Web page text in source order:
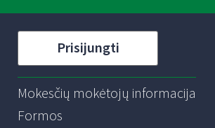
Prisijungti
Mokesčių mokėtojų informacija
Formos